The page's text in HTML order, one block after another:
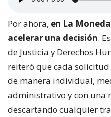
Por ahora, en La
acelerar una decisión.
de Justicia y Derechos
reiteró que cada
de manera individual,
administrativo y con una
descartando cualquier